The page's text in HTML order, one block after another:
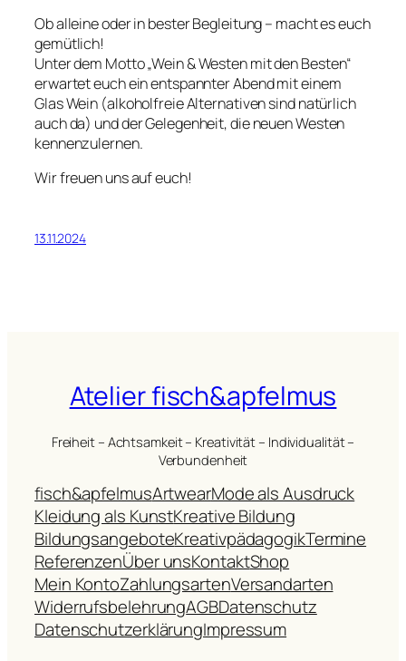
Ob alleine oder in bester Begleitung – macht es euch
gemütlich!
Unter dem Motto „Wein & Westen mit den Besten“
erwartet euch ein entspannter Abend mit einem
Glas Wein (alkoholfreie Alternativen sind natürlich
auch da) und der Gelegenheit, die neuen Westen
kennenzulernen.
Wir freuen uns auf euch!
13.11.2024
Atelier fisch&apfelmus
Freiheit – Achtsamkeit – Kreativität – Individualität –
Verbundenheit
fisch&apfelmusArtwearMode als Ausdruck
Kleidung als KunstKreative Bildung
BildungsangeboteKreativpädagogikTermine
ReferenzenÜber unsKontaktShop
Mein KontoZahlungsartenVersandarten
WiderrufsbelehrungAGBDatenschutz
DatenschutzerklärungImpressum